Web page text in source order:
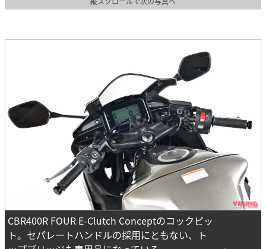
CBR400R FOUR E-Clutch Conceptのコックピッ
ト。セパレートハンドルの採用にともない、ト